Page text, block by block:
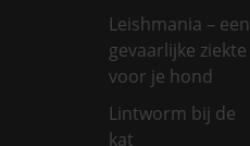
Leishmania – een
gevaarlijke ziekte
voor je hond
Lintworm bij de
kat